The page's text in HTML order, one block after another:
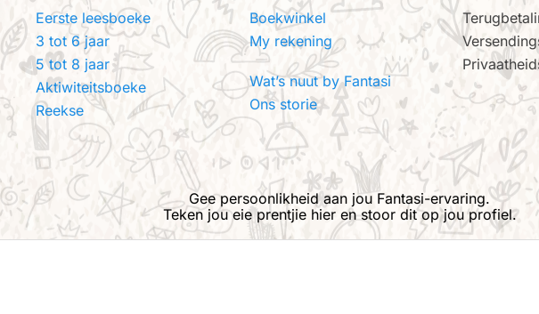
Eerste leesboeke
3 tot 6 jaar
5 tot 8 jaar
Aktiwiteitsboeke
Reekse
Boekwinkel
My rekening
Wat’s nuut by Fantasi
Ons storie
Gee persoonlikheid aan jou Fantasi-ervaring.
Teken jou eie prentjie hier en stoor dit op jou profiel.